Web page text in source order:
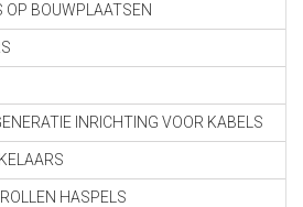
OP BOUWPLAATSEN
INRICHTING VOOR KABELS
HASPELS